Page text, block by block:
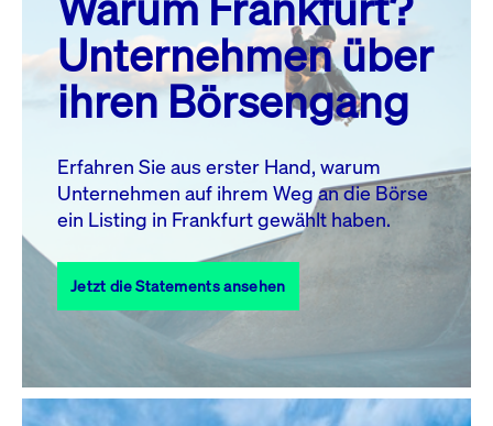
MO. DI. MI. DO. FR. SA. SO.
1
2
3
4 5 6 7 8
10 11 13 14
17
18 19 20 21 22
23
27 28
31
Alle Events
Unternehmen über
ihren Börsengang
Erfahren Sie aus erster Hand, warum
Unternehmen auf ihrem Weg an die Börse
ein Listing in Frankfurt gewählt haben.
Jetzt die Statements ansehen